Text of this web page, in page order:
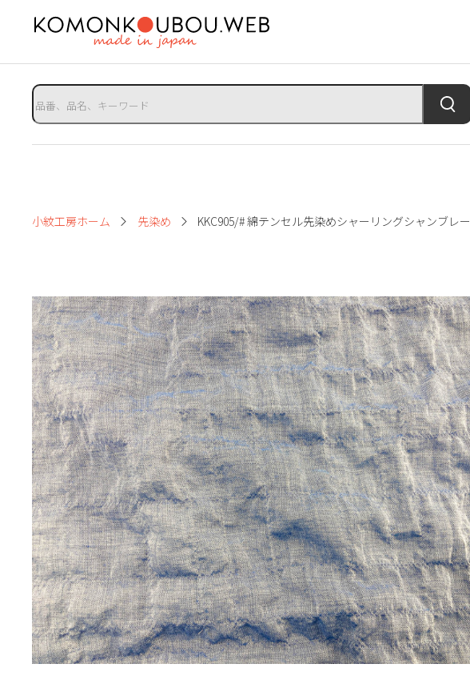
小紋工房ホーム 先染め KKC905/# 綿テンセル先染めシャーリングシャンブレー